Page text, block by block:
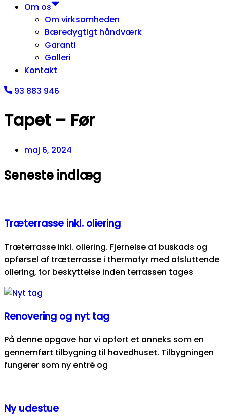
Om os
Om virksomheden
Bæredygtigt håndværk
Garanti
Galleri
Kontakt
93 883 946
Tapet – Før
maj 6, 2024
Seneste indlæg
Træterrasse inkl. oliering
Træterrasse inkl. oliering. Fjernelse af buskads og
opførsel af træterrasse i thermofyr med afsluttende
oliering, for beskyttelse inden terrassen tages
Renovering og nyt tag
På denne opgave har vi opført et anneks som en
gennemført tilbygning til hovedhuset. Tilbygningen
fungerer som ny entré og
Ny udestue